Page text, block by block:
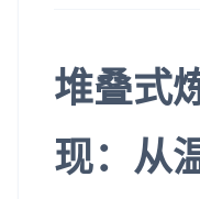
堆叠式
现：从